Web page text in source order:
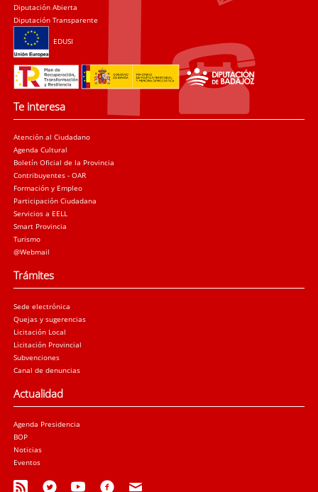
Diputación Abierta
Diputación Transparente
EDUSI
Te interesa
Atención al Ciudadano
Agenda Cultural
Boletín Oficial de la Provincia
Contribuyentes - OAR
Formación y Empleo
Participación Ciudadana
Servicios a EELL
Smart Provincia
Turismo
@Webmail
Trámites
Sede electrónica
Quejas y sugerencias
Licitación Local
Licitación Provincial
Subvenciones
Canal de denuncias
Actualidad
Agenda Presidencia
BOP
Noticias
Eventos